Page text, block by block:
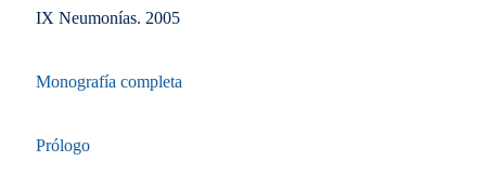
IX Neumonías. 2005
Monografía completa
Prólogo